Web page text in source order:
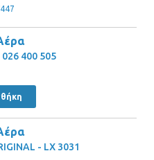
026 400 505
- LX 3031